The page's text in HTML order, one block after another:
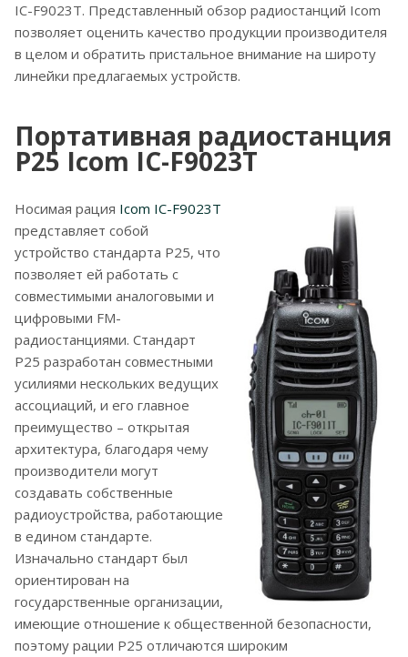
IC-F9023T. Представленный обзор радиостанций Icom
позволяет оценить качество продукции производителя
в целом и обратить пристальное внимание на широту
линейки предлагаемых устройств.
Портативная радиостанция
P25 Icom IC-F9023T
Носимая рация Icom IC-F9023T
представляет собой
устройство стандарта P25, что
позволяет ей работать с
совместимыми аналоговыми и
цифровыми FM-
радиостанциями. Стандарт
P25 разработан совместными
усилиями нескольких ведущих
ассоциаций, и его главное
преимущество – открытая
архитектура, благодаря чему
производители могут
создавать собственные
радиоустройства, работающие
в едином стандарте.
Изначально стандарт был
ориентирован на
государственные организации,
имеющие отношение к общественной безопасности,
поэтому рации P25 отличаются широким